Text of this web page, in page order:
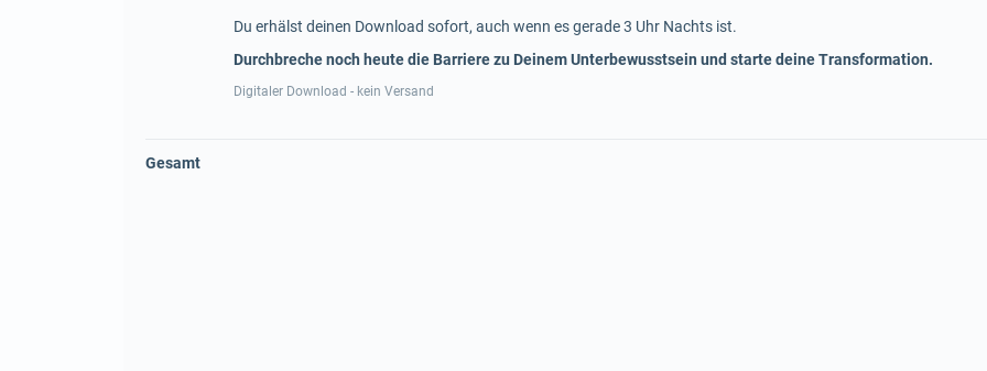
Du erhälst deinen Download sofort, auch wenn es gerade 3 Uhr Nachts ist.
Durchbreche noch heute die Barriere zu Deinem Unterbewusstsein und starte deine Transformation.
Digitaler Download - kein Versand
Gesamt